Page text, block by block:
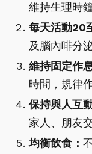
維持生理時鐘
每天活動20
及腦內啡分
維持固定作
時間，規律
保持與人互
家人、朋友
均衡飲食：